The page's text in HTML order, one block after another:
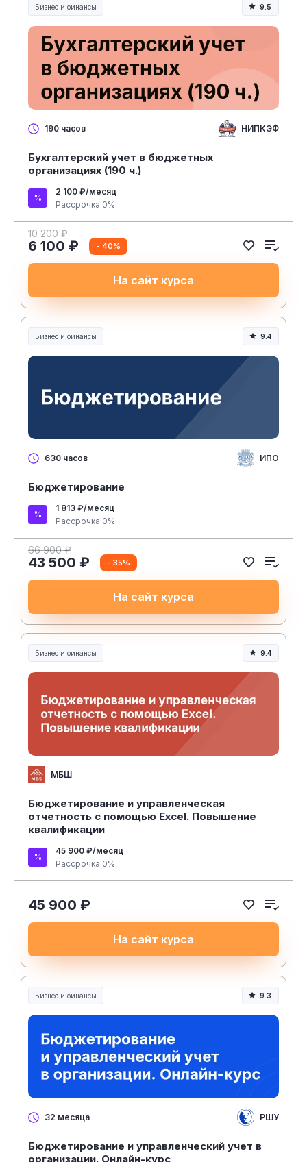
Бизнес и финансы 9.5
190 часов НИПКЭФ
Бухгалтерский учет в бюджетных
организациях (190 ч.)
2 100 ₽/месяц
Рассрочка 0%
10 200 ₽
6 100 ₽ - 40%
На сайт курса
Бизнес и финансы 9.4
630 часов ИПО
Бюджетирование
1 813 ₽/месяц
Рассрочка 0%
66 900 ₽
43 500 ₽ - 35%
На сайт курса
Бизнес и финансы 9.4
МБШ
Бюджетирование и управленческая
отчетность с помощью Excel. Повышение
квалификации
45 900 ₽/месяц
Рассрочка 0%
45 900 ₽
На сайт курса
Бизнес и финансы 9.3
32 месяца РШУ
Бюджетирование и управленческий учет в
организации. Онлайн-курс